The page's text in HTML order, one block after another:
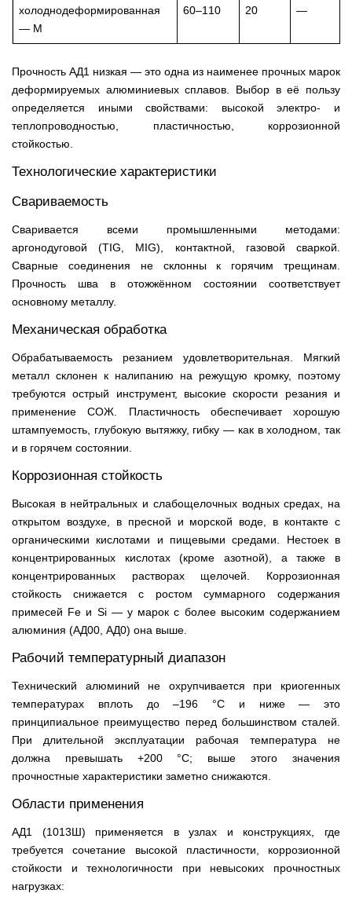
холоднодеформированная
— М
60–110 20 —
Прочность АД1 низкая — это одна из наименее прочных марок
деформируемых алюминиевых сплавов. Выбор в её пользу
определяется иными свойствами: высокой электро- и
теплопроводностью, пластичностью, коррозионной
стойкостью.
Технологические характеристики
Свариваемость
Сваривается всеми промышленными методами:
аргонодуговой (TIG, MIG), контактной, газовой сваркой.
Сварные соединения не склонны к горячим трещинам.
Прочность шва в отожжённом состоянии соответствует
основному металлу.
Механическая обработка
Обрабатываемость резанием удовлетворительная. Мягкий
металл склонен к налипанию на режущую кромку, поэтому
требуются острый инструмент, высокие скорости резания и
применение СОЖ. Пластичность обеспечивает хорошую
штампуемость, глубокую вытяжку, гибку — как в холодном, так
и в горячем состоянии.
Коррозионная стойкость
Высокая в нейтральных и слабощелочных водных средах, на
открытом воздухе, в пресной и морской воде, в контакте с
органическими кислотами и пищевыми средами. Нестоек в
концентрированных кислотах (кроме азотной), а также в
концентрированных растворах щелочей. Коррозионная
стойкость снижается с ростом суммарного содержания
примесей Fe и Si — у марок с более высоким содержанием
алюминия (АД00, АД0) она выше.
Рабочий температурный диапазон
Технический алюминий не охрупчивается при криогенных
температурах вплоть до –196 °C и ниже — это
принципиальное преимущество перед большинством сталей.
При длительной эксплуатации рабочая температура не
должна превышать +200 °C; выше этого значения
прочностные характеристики заметно снижаются.
Области применения
АД1 (1013Ш) применяется в узлах и конструкциях, где
требуется сочетание высокой пластичности, коррозионной
стойкости и технологичности при невысоких прочностных
нагрузках: